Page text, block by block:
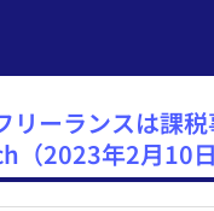
リーランスは課
2023年2月10日